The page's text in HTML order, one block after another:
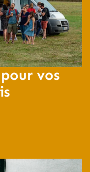
vos